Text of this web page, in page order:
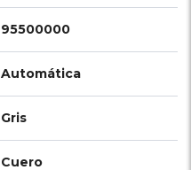
95500000
Automática
Gris
Cuero